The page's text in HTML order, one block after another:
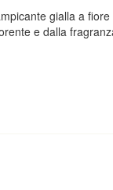
gialla a
e dalla